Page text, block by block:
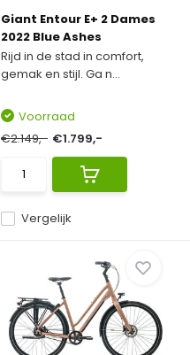
Giant Entour E+ 2 Dames
2022 Blue Ashes
Rijd in de stad in comfort,
gemak en stijl. Ga n...
Vergelijk
Voorraad
€2.149,- €1.799,-